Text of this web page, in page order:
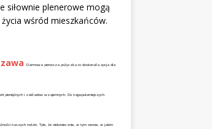
siłownie plenerowe mogą
wśród mieszkańców.
Darmowa pierwsza pożyczka to doskonała opcja dla
pieniężnych i zakładów wzajemnych. Do najpopularniejszych
naszych rodzin. Tyle, że niekoniecznie, w tym sensie, w jakim